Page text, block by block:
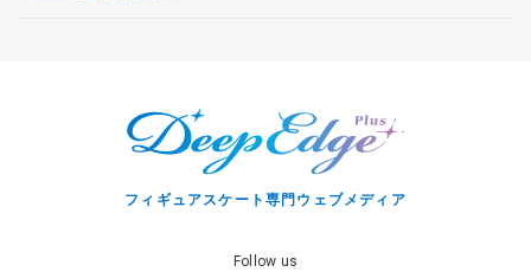
フィギュアスケート専門ウェブメディア
Follow us